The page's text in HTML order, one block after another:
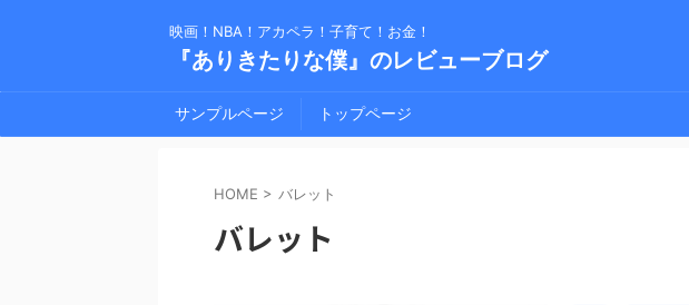
映画！NBA！アカペラ！子育て！お金！
『ありきたりな僕』のレビューブログ
サンプルページ トップページ
HOME > バレット
バレット